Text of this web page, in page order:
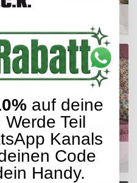
auf deine
Teil
Kanals
Code
Handy.